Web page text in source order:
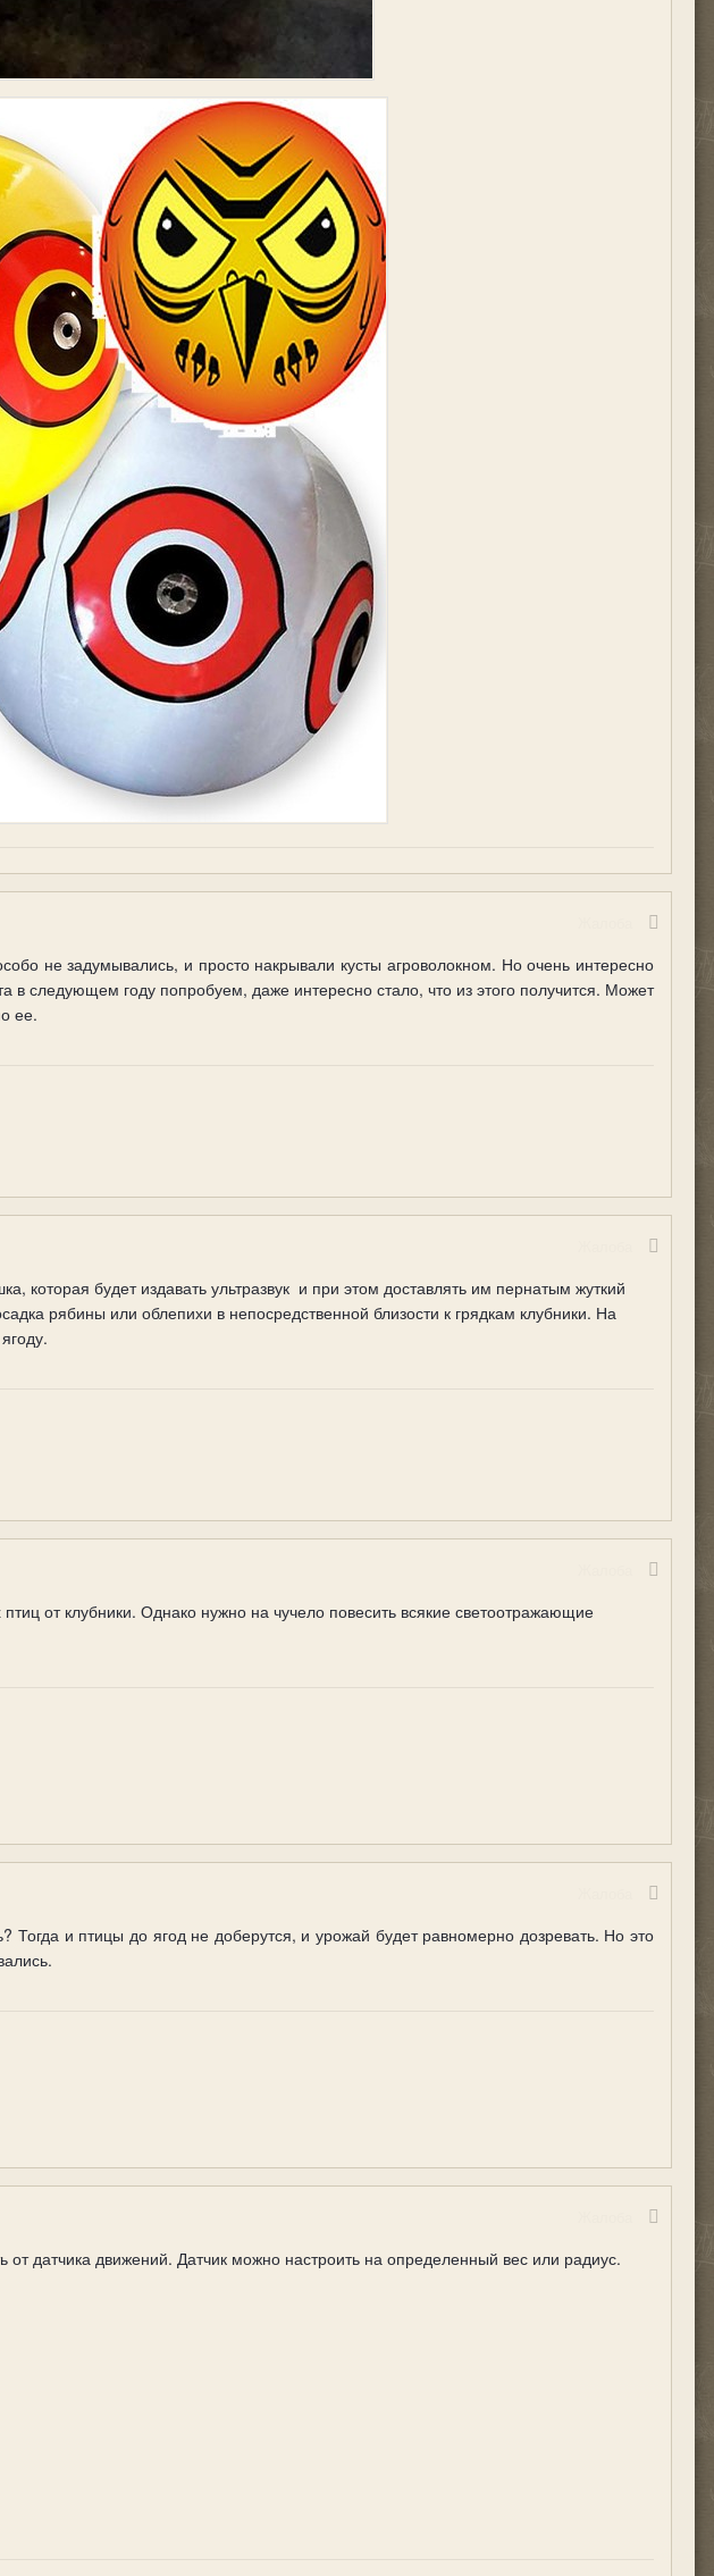
не задумывались, и просто накрывали кусты агроволокном. Но очень интересно
следующем году попробуем, даже интересно стало, что из этого получится. Может
ее.
будет издавать ультразвук и при этом доставлять им пернатым жуткий
рябины или облепихи в непосредственной близости к грядкам клубники. На
от клубники. Однако нужно на чучело повесить всякие светоотражающие
Тогда и птицы до ягод не доберутся, и урожай будет равномерно дозревать. Но это
от датчика движений. Датчик можно настроить на определенный вес или радиус.